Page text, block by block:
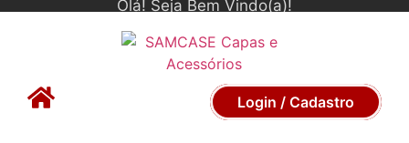
Olá! Seja Bem Vindo(a)!
Login / Cadastro